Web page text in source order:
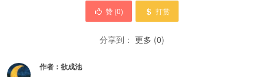
赞 (0) 打赏
分享到： 更多 (0)
作者： 欲成池